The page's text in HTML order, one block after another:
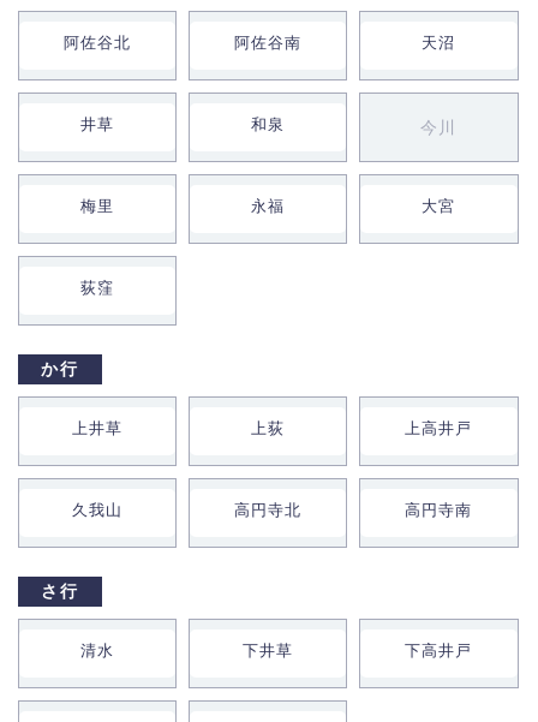
阿佐谷北 阿佐谷南 天沼
井草 和泉 今川
梅里 永福 大宮
荻窪
か行
上井草 上荻 上高井戸
久我山 高円寺北 高円寺南
さ行
清水 下井草 下高井戸